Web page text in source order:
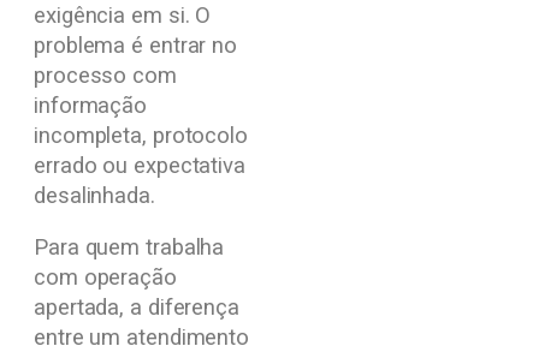
exigência em si. O
problema é entrar no
processo com
informação
incompleta, protocolo
errado ou expectativa
desalinhada.
Para quem trabalha
com operação
apertada, a diferença
entre um atendimento